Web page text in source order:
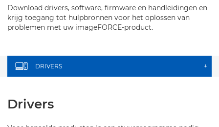
Download drivers, software, firmware en handleidingen en
krijg toegang tot hulpbronnen voor het oplossen van
problemen met uw imageFORCE-product.
DRIVERS +
Drivers